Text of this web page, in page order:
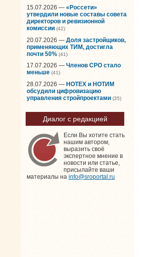
15.07.2026 — «Россети»
утвердили новые составы совета
директоров и ревизионной
комиссии (42)
20.07.2026 — Доля застройщиков,
применяющих ТИМ, достигла
почти 50% (41)
17.07.2026 — Членов СРО стало
меньше (41)
28.07.2026 — НОТЕХ и НОТИМ
обсудили цифровизацию
управления стройпроектами (35)
Диалог с редакцией
Если Вы хотите стать
нашим автором,
выразить своё
экспертное мнение в
новости или статье,
присылайте ваши
материалы на info@sroportal.ru